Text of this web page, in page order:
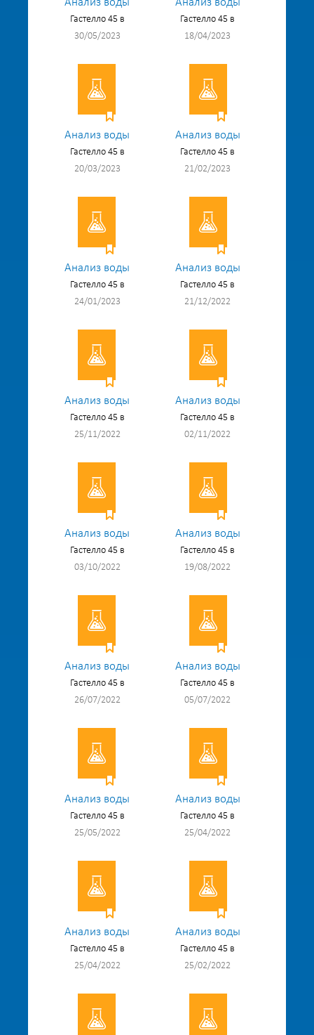
Анализ воды
Гастелло 45 в
30/05/2023
Анализ воды
Гастелло 45 в
18/04/2023
Анализ воды
Гастелло 45 в
20/03/2023
Анализ воды
Гастелло 45 в
21/02/2023
Анализ воды
Гастелло 45 в
24/01/2023
Анализ воды
Гастелло 45 в
21/12/2022
Анализ воды
Гастелло 45 в
25/11/2022
Анализ воды
Гастелло 45 в
02/11/2022
Анализ воды
Гастелло 45 в
03/10/2022
Анализ воды
Гастелло 45 в
19/08/2022
Анализ воды
Гастелло 45 в
26/07/2022
Анализ воды
Гастелло 45 в
05/07/2022
Анализ воды
Гастелло 45 в
25/05/2022
Анализ воды
Гастелло 45 в
25/04/2022
Анализ воды
Гастелло 45 в
25/04/2022
Анализ воды
Гастелло 45 в
25/02/2022